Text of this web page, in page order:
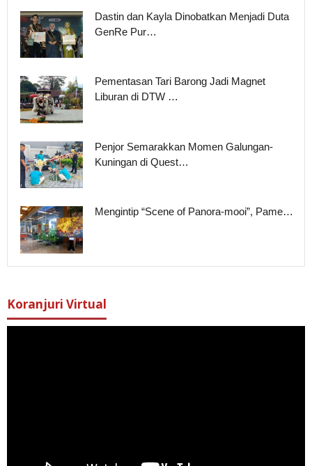
Dastin dan Kayla Dinobatkan Menjadi Duta
GenRe Pur…
Pementasan Tari Barong Jadi Magnet
Liburan di DTW …
Penjor Semarakkan Momen Galungan-
Kuningan di Quest…
Mengintip “Scene of Panora-mooi”, Pame…
Koranjuri Virtual